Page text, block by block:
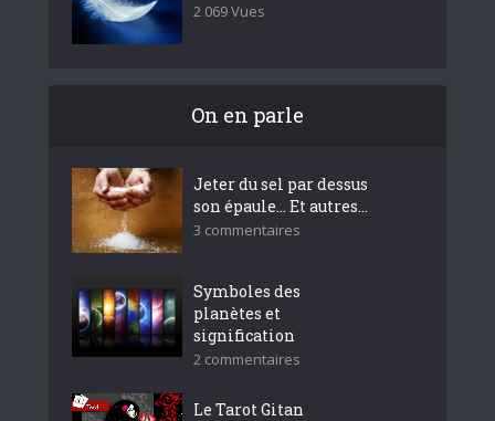
2 069 Vues
On en parle
Jeter du sel par dessus
son épaule… Et autres...
3 commentaires
Symboles des
planètes et
signification
2 commentaires
Le Tarot Gitan